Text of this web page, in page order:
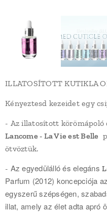
ILLATOSÍTOTT KUTIKLA
Kényeztesd kezeidet egy
- Az illatosított körömápoló
Lancome - La Vie est Belle
ötvöztük.
- Az egyedülálló és elegáns
Parfum (2012) koncepciója
egyszerű szépségen,
illat, amely az élet adta apró